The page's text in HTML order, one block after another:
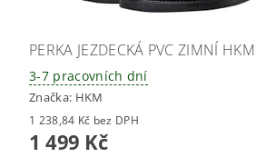
PERKA JEZDECKÁ PVC ZIMNÍ HKM
3-7 pracovních dní
Značka: HKM
1 238,84 Kč bez DPH
1 499 Kč